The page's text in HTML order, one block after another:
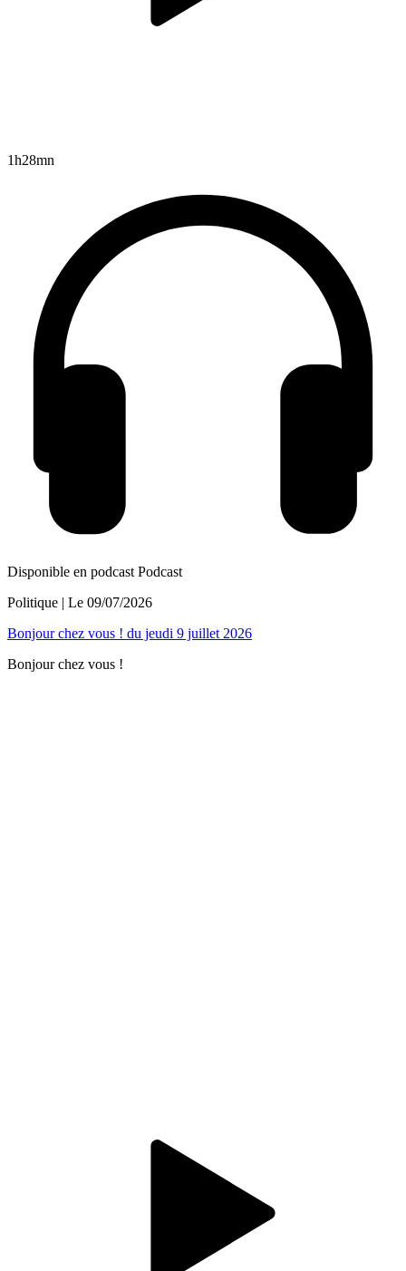
1h28mn
Disponible en podcast Podcast
Politique | Le 09/07/2026
Bonjour chez vous ! du jeudi 9 juillet 2026
Bonjour chez vous !